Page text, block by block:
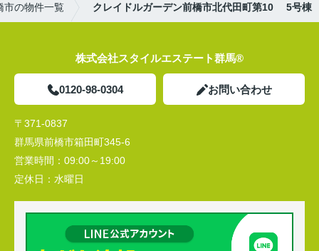
市の物件一覧 クレイドルガーデン前橋市北代田町第10 5号棟
株式会社スタイルエステート群馬®
0120-98-0304 お問い合わせ
〒371-0837
群馬県前橋市箱田町345-6
営業時間： 09:00～19:00
定休日： 水曜日